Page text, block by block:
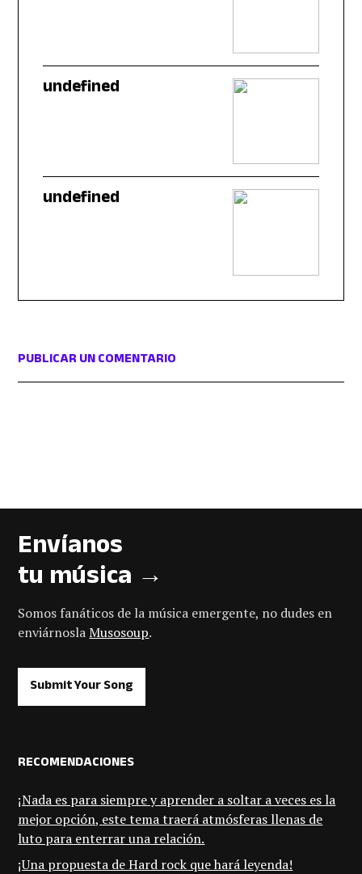
undefined
undefined
PUBLICAR UN COMENTARIO
Envíanos
tu música →
Somos fanáticos de la música emergente, no dudes en
enviárnoslaMusosoup.
Submit Your Song
RECOMENDACIONES
¡Nada es para siempre y aprender a soltar a veces es la
mejor opción, este tema traerá atmósferas llenas de
luto para enterrar una relación.
¡Una propuesta de Hard rock que hará leyenda!